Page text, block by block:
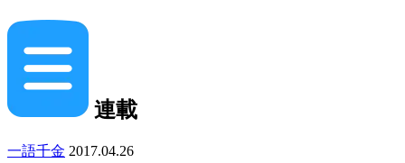
連載
一語千金 2017.04.26